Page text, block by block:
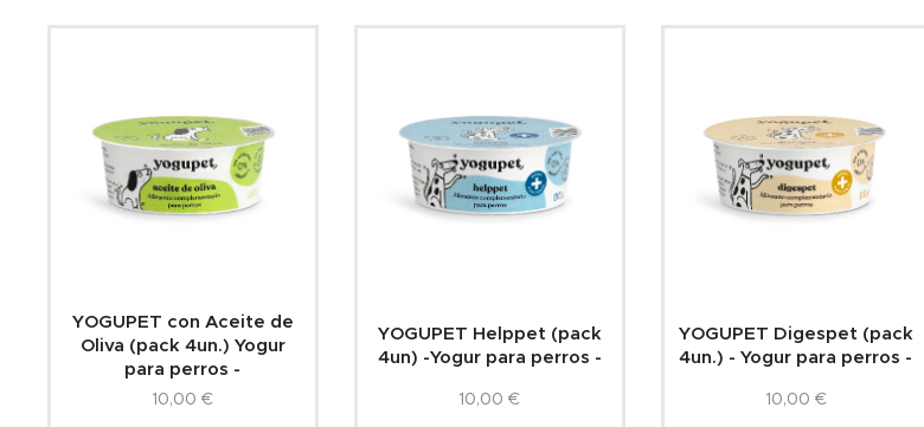
YOGUPET con Aceite de
Oliva (pack 4un.) Yogur
para perros -
10,00 €
YOGUPET Helppet (pack
4un) -Yogur para perros -
10,00 €
YOGUPET Digespet (pack
4un.) - Yogur para perros -
10,00 €